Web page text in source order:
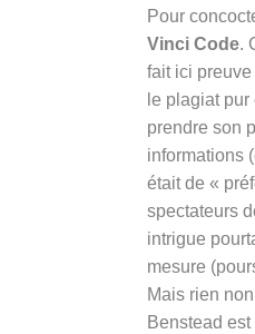
Pour
Vinci Code.
fait ici preuve
le plagiat pur
prendre son
informations
était de «
spectateurs
intrigue
mesure
Mais rien
Benstead